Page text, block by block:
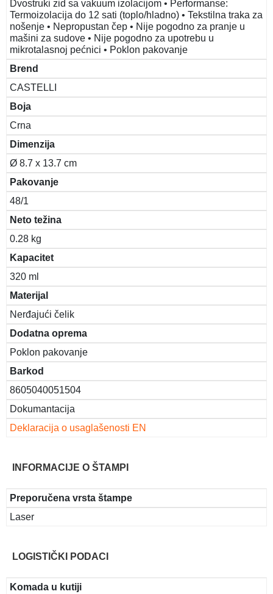
Dvostruki zid sa vakuum izolacijom • Performanse:
Termoizolacija do 12 sati (toplo/hladno) • Tekstilna traka za
nošenje • Nepropustan čep • Nije pogodno za pranje u
mašini za sudove • Nije pogodno za upotrebu u
mikrotalasnoj pećnici • Poklon pakovanje
Brend
CASTELLI
Boja
Crna
Dimenzija
Ø 8.7 x 13.7 cm
Pakovanje
48/1
Neto težina
0.28 kg
Kapacitet
320 ml
Materijal
Nerđajući čelik
Dodatna oprema
Poklon pakovanje
Barkod
8605040051504
Dokumantacija
Deklaracija o usaglašenosti EN
INFORMACIJE O ŠTAMPI
Preporučena vrsta štampe
Laser
LOGISTIČKI PODACI
Komada u kutiji